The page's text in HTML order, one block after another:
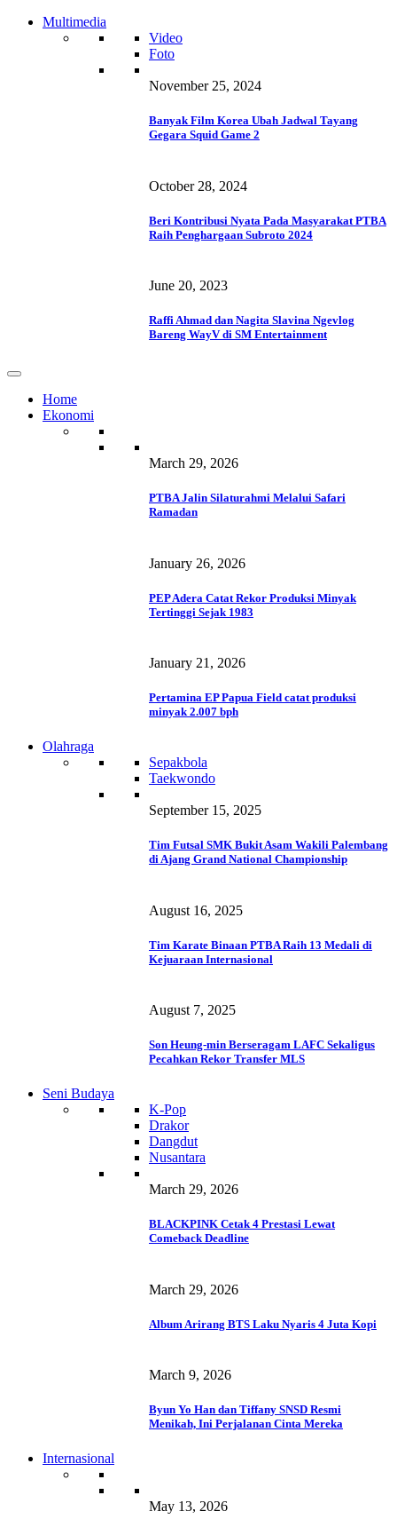
Multimedia
Video
Foto
November 25, 2024
Banyak Film Korea Ubah Jadwal Tayang
Gegara Squid Game 2
October 28, 2024
Beri Kontribusi Nyata Pada Masyarakat PTBA
Raih Penghargaan Subroto 2024
June 20, 2023
Raffi Ahmad dan Nagita Slavina Ngevlog
Bareng WayV di SM Entertainment
Home
Ekonomi
March 29, 2026
PTBA Jalin Silaturahmi Melalui Safari
Ramadan
January 26, 2026
PEP Adera Catat Rekor Produksi Minyak
Tertinggi Sejak 1983
January 21, 2026
Pertamina EP Papua Field catat produksi
minyak 2.007 bph
Olahraga
Sepakbola
Taekwondo
September 15, 2025
Tim Futsal SMK Bukit Asam Wakili Palembang
di Ajang Grand National Championship
August 16, 2025
Tim Karate Binaan PTBA Raih 13 Medali di
Kejuaraan Internasional
August 7, 2025
Son Heung-min Berseragam LAFC Sekaligus
Pecahkan Rekor Transfer MLS
Seni Budaya
K-Pop
Drakor
Dangdut
Nusantara
March 29, 2026
BLACKPINK Cetak 4 Prestasi Lewat
Comeback Deadline
March 29, 2026
Album Arirang BTS Laku Nyaris 4 Juta Kopi
March 9, 2026
Byun Yo Han dan Tiffany SNSD Resmi
Menikah, Ini Perjalanan Cinta Mereka
Internasional
May 13, 2026